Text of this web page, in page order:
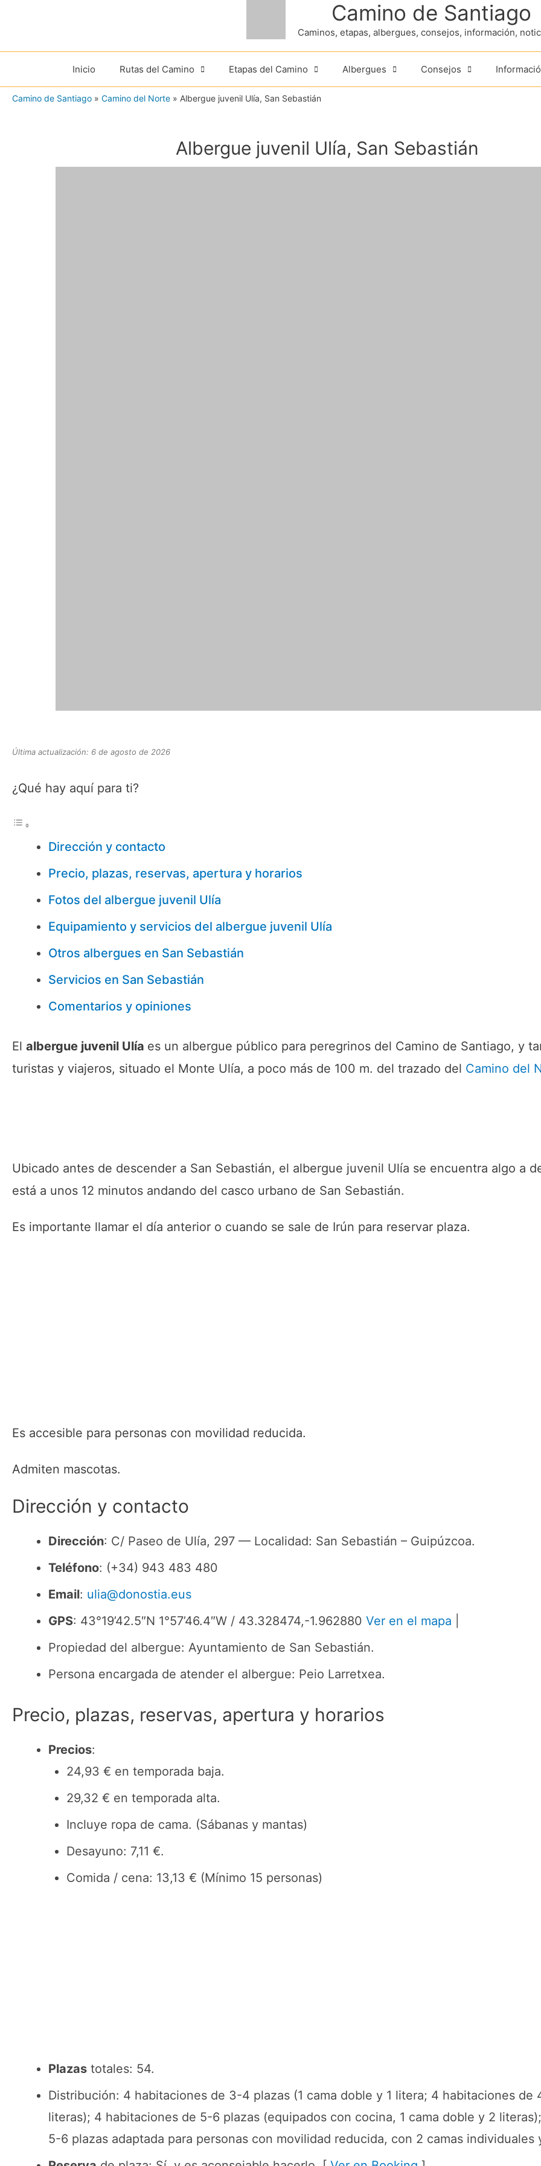
contenido
Camino de Santiago
Caminos, etapas, albergues, consejos, información,
Inicio Rutas del Camino Etapas del Camino Albergues Consejos
Camino de Santiago » Camino del Norte » Albergue juvenil Ulía, San Sebastián
Albergue juvenil Ulía, San Sebastián
Última actualización: 6 de agosto de 2026
¿Qué hay aquí para ti?
Dirección y contacto
Precio, plazas, reservas, apertura y horarios
Fotos del albergue juvenil Ulía
Equipamiento y servicios del albergue juvenil Ulía
Otros albergues en San Sebastián
Servicios en San Sebastián
Comentarios y opiniones
El albergue juvenil Ulía es un albergue público para peregrinos del Camino de Santiago, y
turistas y viajeros, situado el Monte Ulía, a poco más de 100 m. del trazado del Camino del
Ubicado antes de descender a San Sebastián, el albergue juvenil Ulía se encuentra algo a
está a unos 12 minutos andando del casco urbano de San Sebastián.
Es importante llamar el día anterior o cuando se sale de Irún para reservar plaza.
Es accesible para personas con movilidad reducida.
Admiten mascotas.
Dirección y contacto
Dirección: C/ Paseo de Ulía, 297 — Localidad: San Sebastián – Guipúzcoa.
Teléfono: (+34) 943 483 480
Email: ulia@donostia.eus
GPS: 43°19’42.5″N 1°57’46.4″W / 43.328474,-1.962880 Ver en el mapa
Propiedad del albergue: Ayuntamiento de San Sebastián.
Persona encargada de atender el albergue: Peio Larretxea.
Precio, plazas, reservas, apertura y horarios
Precios:
24,93 € en temporada baja.
29,32 € en temporada alta.
Incluye ropa de cama. (Sábanas y mantas)
Desayuno: 7,11 €.
Comida / cena: 13,13 € (Mínimo 15 personas)
Plazas totales: 54.
Distribución: 4 habitaciones de 3-4 plazas (1 cama doble y 1 litera; 4 habitaciones de
literas); 4 habitaciones de 5-6 plazas (equipados con cocina, 1 cama doble y 2
5-6 plazas adaptada para personas con movilidad reducida, con 2 camas individuales